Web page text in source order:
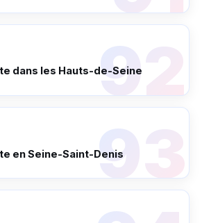
dans les Hauts-de-Seine
en Seine-Saint-Denis